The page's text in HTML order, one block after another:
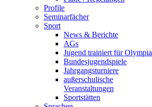
Profile
Seminarfächer
Sport
News & Berichte
AGs
Jugend trainiert für Olympia
Bundesjugendspiele
Jahrgangsturniere
außerschulische
Veranstaltungen
Sportstätten